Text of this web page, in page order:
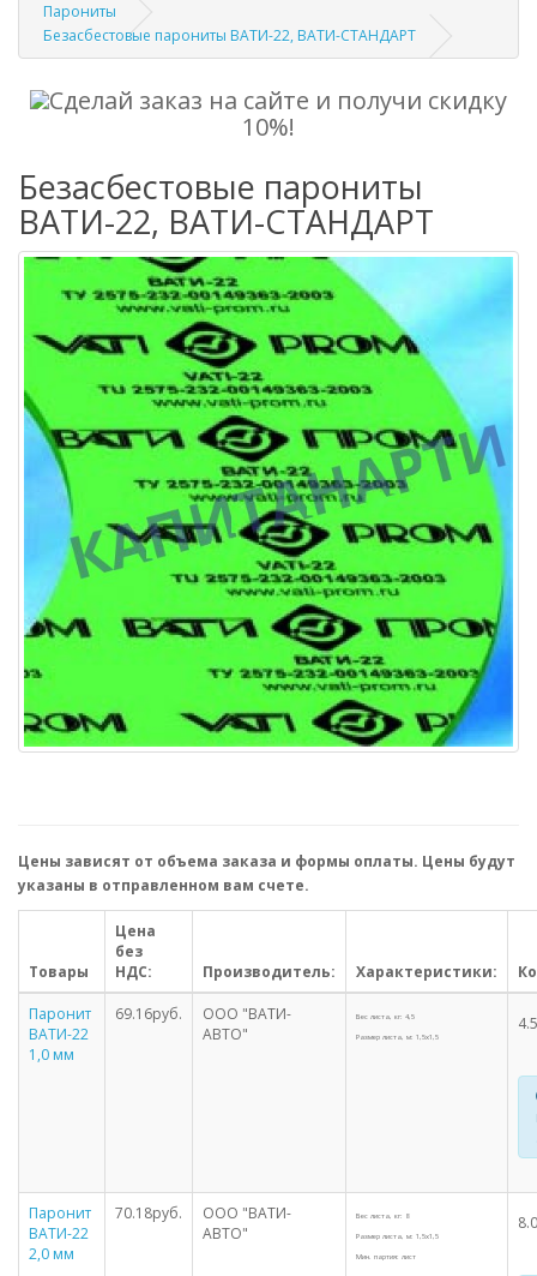
Парониты
Безасбестовые парониты ВАТИ-22, ВАТИ-СТАНДАРТ
Сделай заказ на сайте и получи скидку
10%!
Безасбестовые парониты
ВАТИ-22, ВАТИ-СТАНДАРТ
Цены зависят от объема заказа и формы оплаты. Цены будут
указаны в отправленном вам счете.
Товары
Цена
без
НДС:
Производитель: Характеристики:
Паронит
ВАТИ-22
1,0 мм
69.16руб.
ООО "ВАТИ-
АВТО"
Вес листа, кг: 4,5
Размер листа, м: 1,5х1,5
Паронит
ВАТИ-22
2,0 мм
70.18руб.
ООО "ВАТИ-
АВТО"
Вес листа, кг: 8
Размер листа, м: 1,5х1,5
Мин. партия: лист